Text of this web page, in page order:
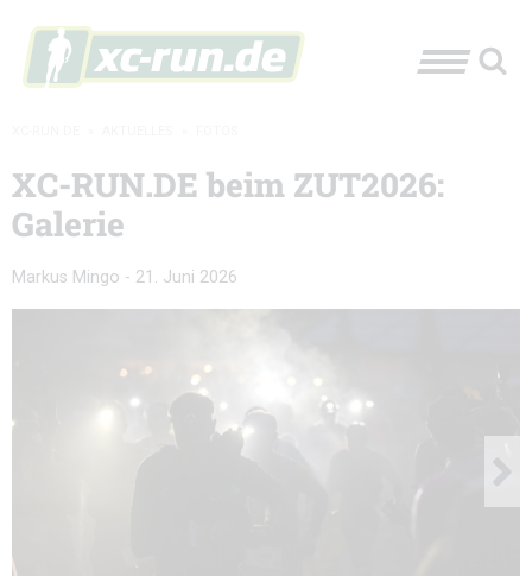
XC-RUN.DE beim ZUT2026:
Galerie
Markus Mingo - 21. Juni 2026